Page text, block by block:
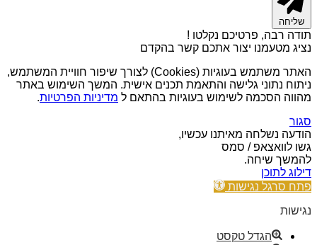
שליחה
תודה רבה, פרטיכם נקלטו !
נציג מטעמנו יצור אתכם קשר בהקדם
האתר משתמש בעוגיות (Cookies) לצורך שיפור חוויית המשתמש,
ניתוח נתוני גלישה והתאמת תכנים אישית. המשך השימוש באתר
מהווה הסכמה לשימוש בעוגיות בהתאם ל מדיניות הפרטיות.
סגור
הודעה נשלחה מאיתנו עכשיו,
גשו לוואצאפ / סמס
להמשך שיחה.
דילוג לתוכן
פתח סרגל נגישות
נגישות
הגדל טקסט